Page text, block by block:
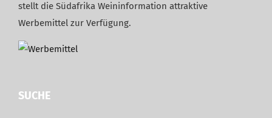
stellt die Südafrika Weininformation attraktive
Werbemittel zur Verfügung.
SUCHE